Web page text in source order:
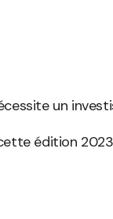
un
édition